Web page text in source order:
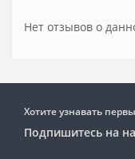
Нет отзывов о
Хотите узнавать
Подпишитесь на